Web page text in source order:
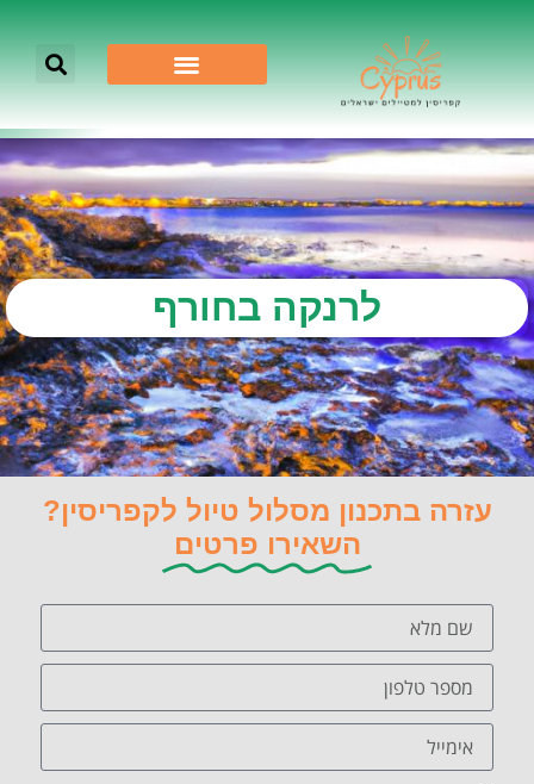
לרנקה בחורף
עזרה בתכנון מסלול טיול לקפריסין?
השאירו פרטים